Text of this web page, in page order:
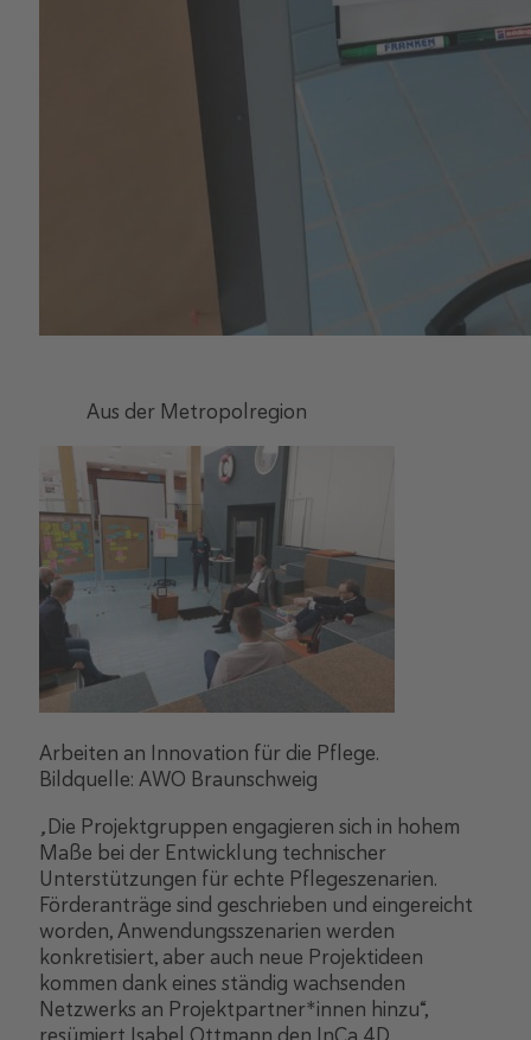
Aus der Metropolregion
Arbeiten an Innovation für die Pflege.
Bildquelle: AWO Braunschweig
„Die Projektgruppen engagieren sich in hohem
Maße bei der Entwicklung technischer
Unterstützungen für echte Pflegeszenarien.
Förderanträge sind geschrieben und eingereicht
worden, Anwendungsszenarien werden
konkretisiert, aber auch neue Projektideen
kommen dank eines ständig wachsenden
Netzwerks an Projektpartner*innen hinzu“,